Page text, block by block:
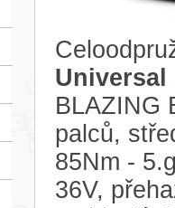
Universal
BLAZING
palců,
85Nm -
36V,